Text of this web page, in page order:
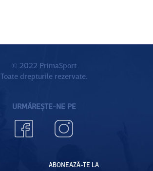
© 2022 PrimaSport
Toate drepturile rezervate.
URMĂREȘTE-NE PE
ABONEAZĂ-TE LA